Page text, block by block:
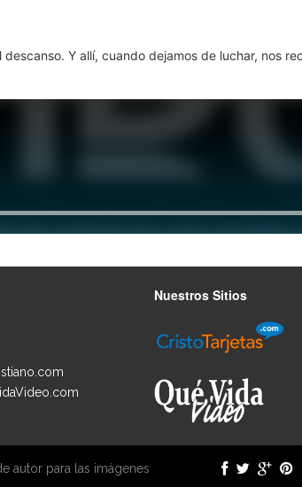
Y allí, cuando dejamos de luchar, nos
Nuestros Sitios
autor para las imágenes